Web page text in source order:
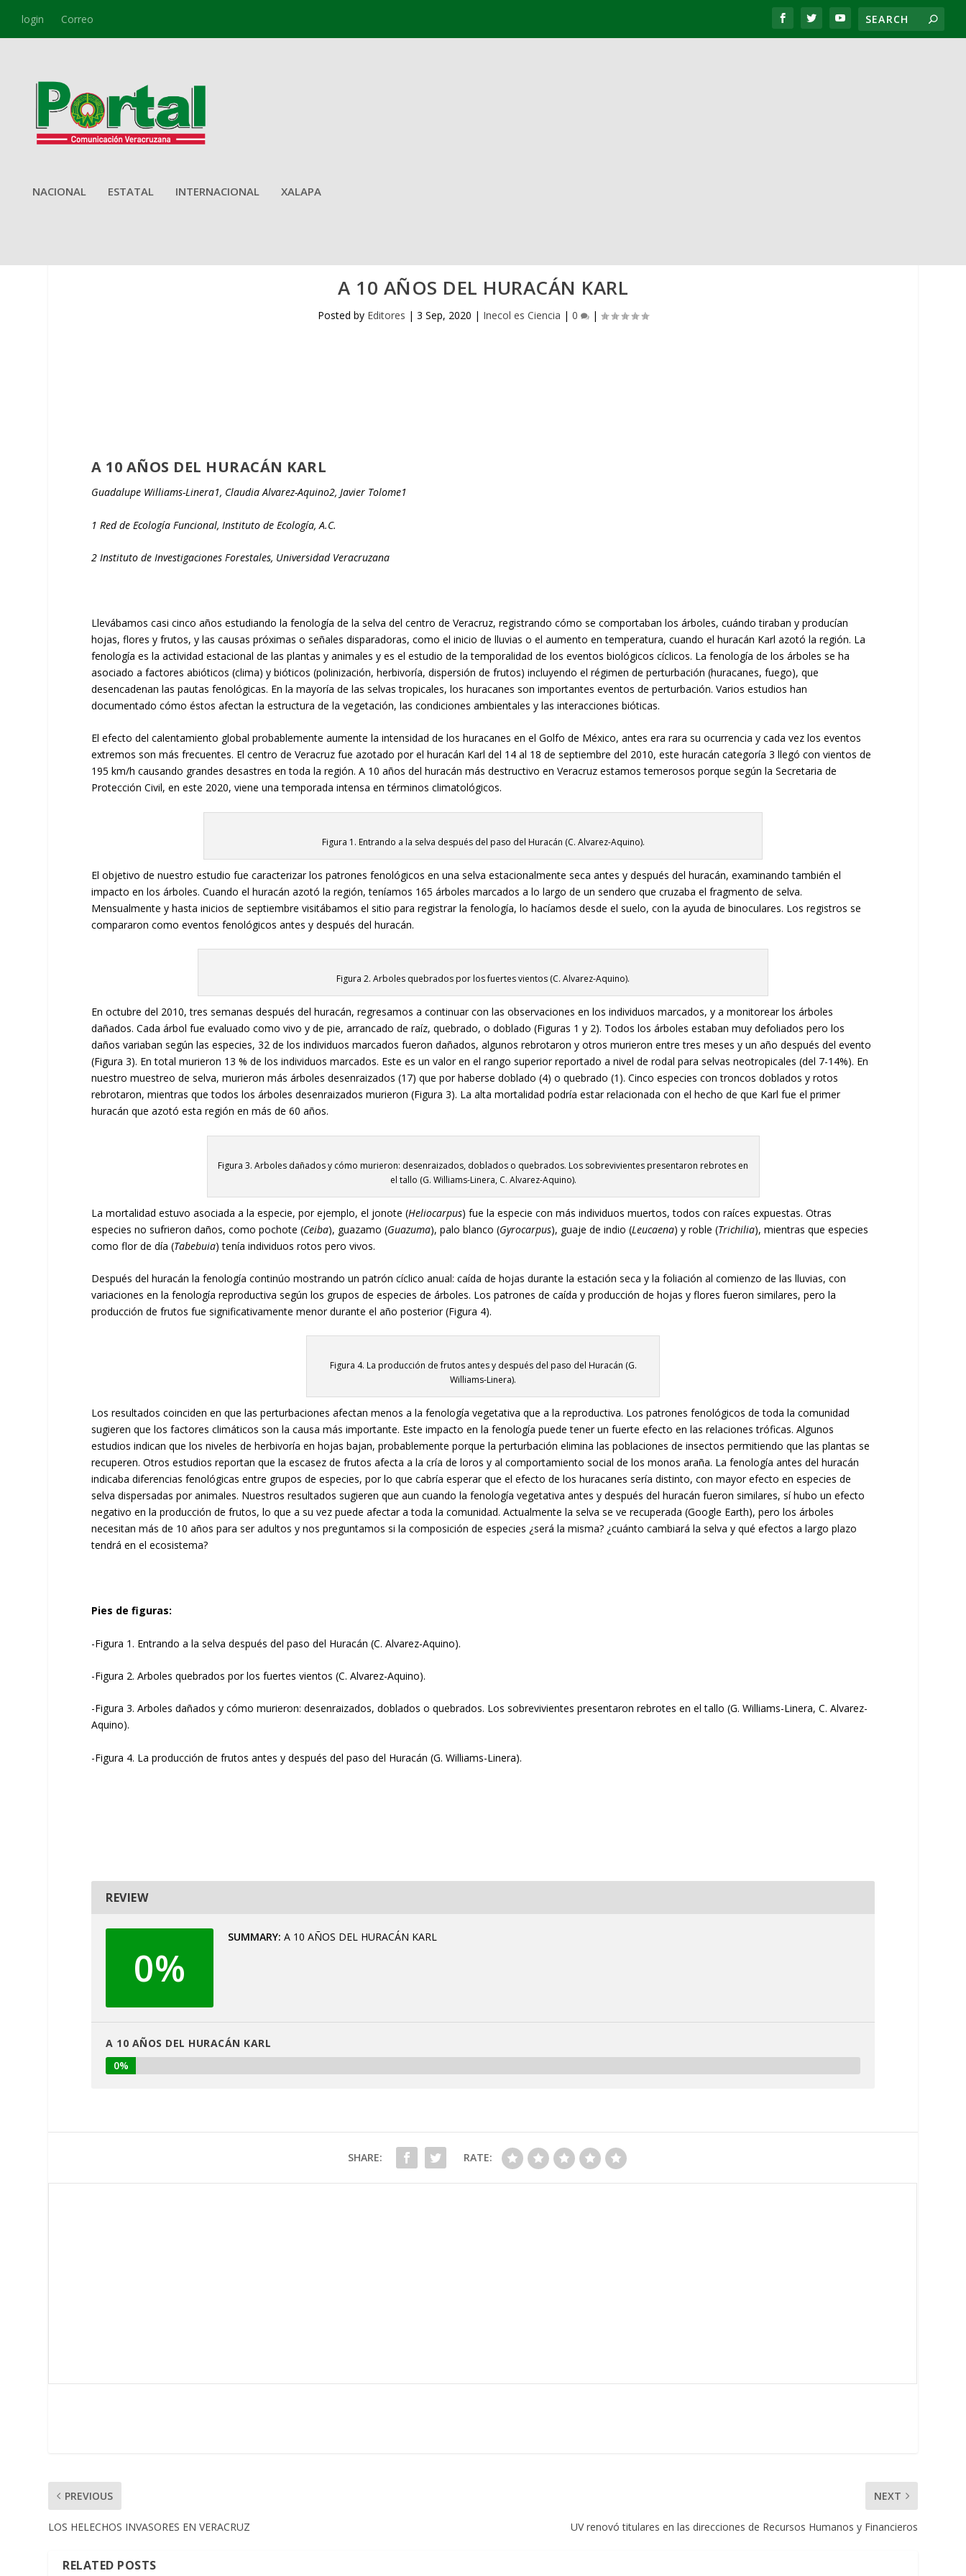
login Correo
NACIONAL ESTATAL INTERNACIONAL XALAPA
A 10 AÑOS DEL HURACÁN KARL
Posted by Editores | 3 Sep, 2020 | Inecol es Ciencia | 0 |
A 10 AÑOS DEL HURACÁN KARL
Guadalupe Williams-Linera1, Claudia Alvarez-Aquino2, Javier Tolome1
1Red de Ecología Funcional, Instituto de Ecología, A.C.
2 Instituto de Investigaciones Forestales, Universidad Veracruzana
Llevábamos casi cinco años estudiando la fenología de la selva del centro de Veracruz, registrando cómo se comportaban los árboles, cuándo tiraban y producían
hojas, flores y frutos, y las causas próximas o señales disparadoras, como el inicio de lluvias o el aumento en temperatura, cuando el huracán Karl azotó la región. La
fenología es la actividad estacional de las plantas y animales y es el estudio de la temporalidad de los eventos biológicos cíclicos. La fenología de los árboles se ha
asociado a factores abióticos (clima) y bióticos (polinización, herbivoría, dispersión de frutos) incluyendo el régimen de perturbación (huracanes, fuego), que
desencadenan las pautas fenológicas. En la mayoría de las selvas tropicales, los huracanes son importantes eventos de perturbación. Varios estudios han
documentado cómo éstos afectan la estructura de la vegetación, las condiciones ambientales y las interacciones bióticas.
El efecto del calentamiento global probablemente aumente la intensidad de los huracanes en el Golfo de México, antes era rara su ocurrencia y cada vez los eventos
extremos son más frecuentes. El centro de Veracruz fue azotado por el huracán Karl del 14 al 18 de septiembre del 2010, este huracán categoría 3 llegó con vientos de
195 km/h causando grandes desastres en toda la región. A 10 años del huracán más destructivo en Veracruz estamos temerosos porque según la Secretaria de
Protección Civil, en este 2020, viene una temporada intensa en términos climatológicos.
Figura 1. Entrando a la selva después del paso del Huracán (C. Alvarez-Aquino).
El objetivo de nuestro estudio fue caracterizar los patrones fenológicos en una selva estacionalmente seca antes y después del huracán, examinando también el
impacto en los árboles. Cuando el huracán azotó la región, teníamos 165 árboles marcados a lo largo de un sendero que cruzaba el fragmento de selva.
Mensualmente y hasta inicios de septiembre visitábamos el sitio para registrar la fenología, lo hacíamos desde el suelo, con la ayuda de binoculares. Los registros se
compararon como eventos fenológicos antes y después del huracán.
Figura 2. Arboles quebrados por los fuertes vientos (C. Alvarez-Aquino).
En octubre del 2010, tres semanas después del huracán, regresamos a continuar con las observaciones en los individuos marcados, y a monitorear los árboles
dañados. Cada árbol fue evaluado como vivo y de pie, arrancado de raíz, quebrado, o doblado (Figuras 1 y 2). Todos los árboles estaban muy defoliados pero los
daños variaban según las especies, 32 de los individuos marcados fueron dañados, algunos rebrotaron y otros murieron entre tres meses y un año después del evento
(Figura 3). En total murieron 13 % de los individuos marcados. Este es un valor en el rango superior reportado a nivel de rodal para selvas neotropicales (del 7-14%). En
nuestro muestreo de selva, murieron más árboles desenraizados (17) que por haberse doblado (4) o quebrado (1). Cinco especies con troncos doblados y rotos
rebrotaron, mientras que todos los árboles desenraizados murieron (Figura 3). La alta mortalidad podría estar relacionada con el hecho de que Karl fue el primer
huracán que azotó esta región en más de 60 años.
Figura 3. Arboles dañados y cómo murieron: desenraizados, doblados o quebrados. Los sobrevivientes presentaron rebrotes en
el tallo (G. Williams-Linera, C. Alvarez-Aquino).
La mortalidad estuvo asociada a la especie, por ejemplo, el jonote (Heliocarpus) fue la especie con más individuos muertos, todos con raíces expuestas. Otras
especies no sufrieron daños, como pochote (Ceiba), guazamo (Guazuma), palo blanco (Gyrocarpus), guaje de indio (Leucaena) y roble (Trichilia), mientras que especies
como flor de día (Tabebuia) tenía individuos rotos pero vivos.
Después del huracán la fenología continúo mostrando un patrón cíclico anual: caída de hojas durante la estación seca y la foliación al comienzo de las lluvias, con
variaciones en la fenología reproductiva según los grupos de especies de árboles. Los patrones de caída y producción de hojas y flores fueron similares, pero la
producción de frutos fue significativamente menor durante el año posterior (Figura 4).
Figura 4. La producción de frutos antes y después del paso del Huracán (G.
Williams-Linera).
Los resultados coinciden en que las perturbaciones afectan menos a la fenología vegetativa que a la reproductiva. Los patrones fenológicos de toda la comunidad
sugieren que los factores climáticos son la causa más importante. Este impacto en la fenología puede tener un fuerte efecto en las relaciones tróficas. Algunos
estudios indican que los niveles de herbivoría en hojas bajan, probablemente porque la perturbación elimina las poblaciones de insectos permitiendo que las plantas se
recuperen. Otros estudios reportan que la escasez de frutos afecta a la cría de loros y al comportamiento social de los monos araña. La fenología antes del huracán
indicaba diferencias fenológicas entre grupos de especies, por lo que cabría esperar que el efecto de los huracanes sería distinto, con mayor efecto en especies de
selva dispersadas por animales. Nuestros resultados sugieren que aun cuando la fenología vegetativa antes y después del huracán fueron similares, sí hubo un efecto
negativo en la producción de frutos, lo que a su vez puede afectar a toda la comunidad. Actualmente la selva se ve recuperada (Google Earth), pero los árboles
necesitan más de 10 años para ser adultos y nos preguntamos si la composición de especies ¿será la misma? ¿cuánto cambiará la selva y qué efectos a largo plazo
tendrá en el ecosistema?
Pies de figuras:
-Figura 1. Entrando a la selva después del paso del Huracán (C. Alvarez-Aquino).
-Figura 2. Arboles quebrados por los fuertes vientos (C. Alvarez-Aquino).
-Figura 3. Arboles dañados y cómo murieron: desenraizados, doblados o quebrados. Los sobrevivientes presentaron rebrotes en el tallo (G. Williams-Linera, C. Alvarez-
Aquino).
-Figura 4. La producción de frutos antes y después del paso del Huracán (G. Williams-Linera).
REVIEW
0%
SUMMARY A 10 AÑOS DEL HURACÁN KARL
A 10 AÑOS DEL HURACÁN KARL
0%
SHARE: RATE:
PREVIOUS
LOS HELECHOS INVASORES EN VERACRUZ
NEXT
UV renovó titulares en las direcciones de Recursos Humanos y Financieros
RELATED POSTS